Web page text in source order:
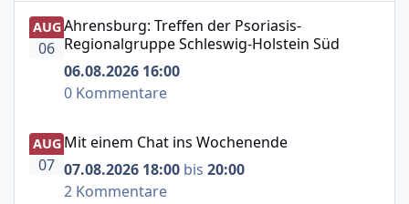
Ahrensburg: Treffen der Psoriasis-Regionalgruppe
AUG
06
Ahrensburg: Treffen der Psoriasis-
Regionalgruppe Schleswig-Holstein Süd
06.08.2026 16:00
0 Kommentare
Mit einem Chat ins Wochenende
AUG
07
Mit einem Chat ins Wochenende
07.08.2026 18:00 bis 20:00
2 Kommentare